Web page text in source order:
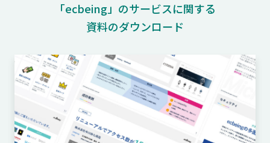
「ecbeing」のサービスに関する
資料のダウンロード